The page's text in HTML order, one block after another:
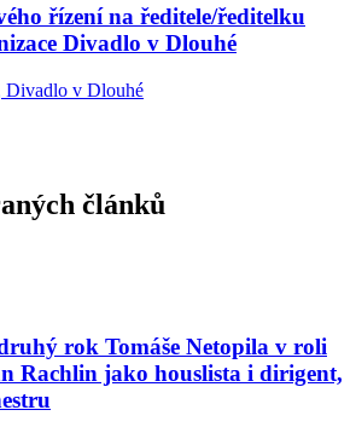
řízení na ředitele/ředitelku
Divadlo v Dlouhé
článků
rok Tomáše Netopila v roli
Rachlin jako houslista i dirigent,